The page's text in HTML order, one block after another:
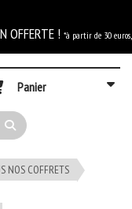
! *à partir de 30 euros,
Panier
NOS COFFRETS